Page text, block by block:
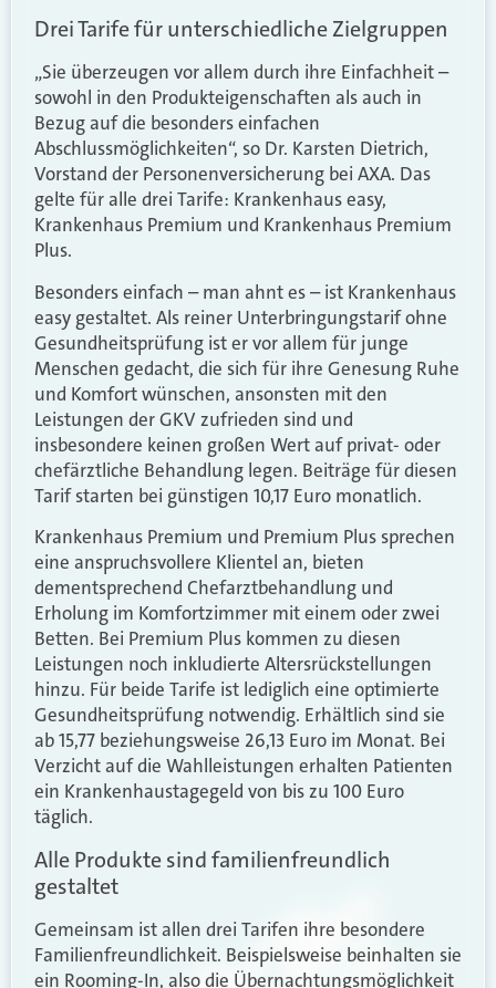
Drei Tarife für unterschiedliche Zielgruppen
„Sie überzeugen vor allem durch ihre Einfachheit –
sowohl in den Produkteigenschaften als auch in
Bezug auf die besonders einfachen
Abschlussmöglichkeiten“, so Dr. Karsten Dietrich,
Vorstand der Personenversicherung bei AXA. Das
gelte für alle drei Tarife: Krankenhaus easy,
Krankenhaus Premium und Krankenhaus Premium
Plus.
Besonders einfach – man ahnt es – ist Krankenhaus
easy gestaltet. Als reiner Unterbringungstarif ohne
Gesundheitsprüfung ist er vor allem für junge
Menschen gedacht, die sich für ihre Genesung Ruhe
und Komfort wünschen, ansonsten mit den
Leistungen der GKV zufrieden sind und
insbesondere keinen großen Wert auf privat- oder
chefärztliche Behandlung legen. Beiträge für diesen
Tarif starten bei günstigen 10,17 Euro monatlich.
Krankenhaus Premium und Premium Plus sprechen
eine anspruchsvollere Klientel an, bieten
dementsprechend Chefarztbehandlung und
Erholung im Komfortzimmer mit einem oder zwei
Betten. Bei Premium Plus kommen zu diesen
Leistungen noch inkludierte Altersrückstellungen
hinzu. Für beide Tarife ist lediglich eine optimierte
Gesundheitsprüfung notwendig. Erhältlich sind sie
ab 15,77 beziehungsweise 26,13 Euro im Monat. Bei
Verzicht auf die Wahlleistungen erhalten Patienten
ein Krankenhaustagegeld von bis zu 100 Euro
täglich.
Alle Produkte sind familienfreundlich
gestaltet
Gemeinsam ist allen drei Tarifen ihre besondere
Familienfreundlichkeit. Beispielsweise beinhalten sie
ein Rooming-In, also die Übernachtungsmöglichkeit